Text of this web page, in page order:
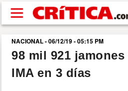
Pasar al contenido principal
buscar
SUCESOS
NACIONAL - 06/12/19 - 05:15 PM
98 mil 921
IMA en 3 días